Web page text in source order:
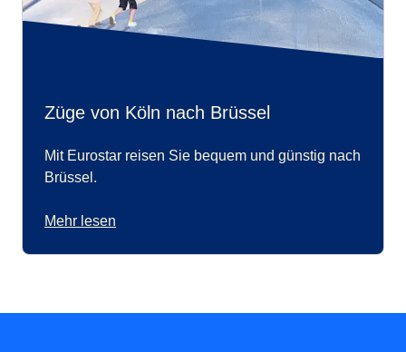
Züge von Köln nach Brüssel
Mit Eurostar reisen Sie bequem und günstig nach
Brüssel.
Mehr lesen